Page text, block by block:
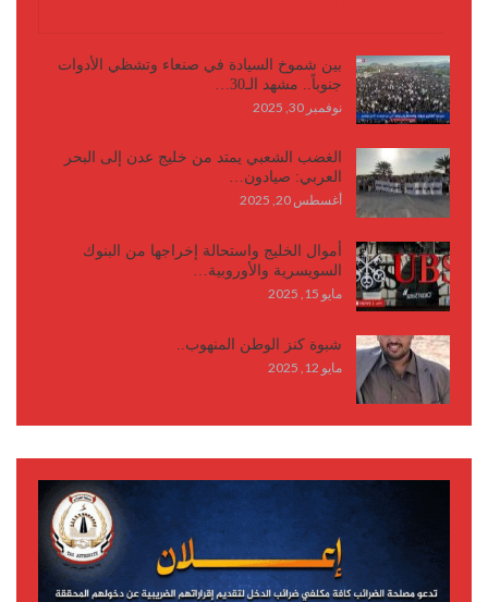
بين شموخ السيادة في صنعاء وتشظي الأدوات
جنوباً.. مشهد الـ30…
نوفمبر 30, 2025
الغضب الشعبي يمتد من خليج عدن إلى البحر
العربي: صيادون…
أغسطس 20, 2025
أموال الخليج واستحالة إخراجها من البنوك
السويسرية والأوروبية…
مايو 15, 2025
شبوة كنز الوطن المنهوب..
مايو 12, 2025